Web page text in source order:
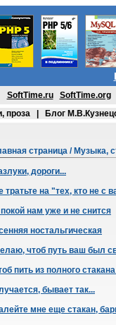
SoftTime.ru
SoftTime.org
проза
Блог
страница / Музыка,
дороги...
тратьте на "тех, кто не
нам уже и не снится
ностальгическая
чтоб путь ваш был
пить из полного
бывает так...
мне еще стакан,